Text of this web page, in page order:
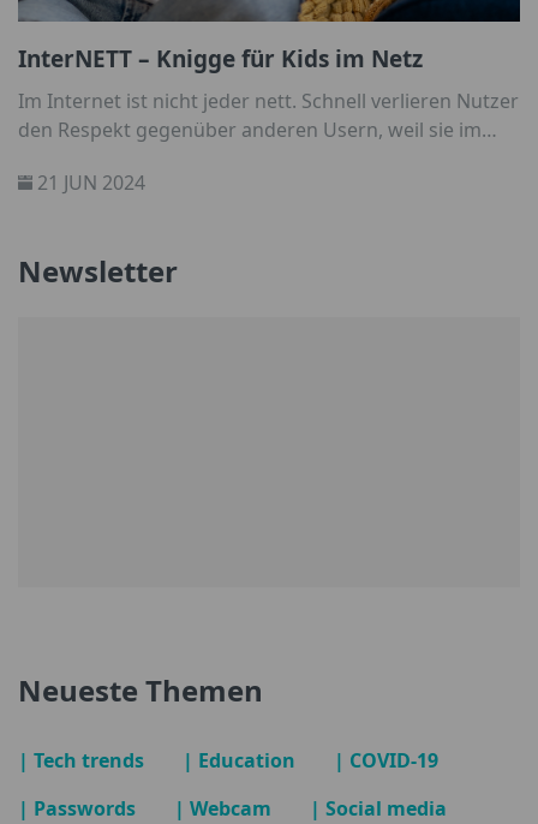
InterNETT – Knigge für Kids im Netz
Im Internet ist nicht jeder nett. Schnell verlieren Nutzer
den Respekt gegenüber anderen Usern, weil sie im
einfache Tipps zusammengestellt, was Eure Kids online
21 JUN 2024
Newsletter
Neueste Themen
| Tech trends | Education
| COVID-19
| Passwords
| Webcam
| Social media